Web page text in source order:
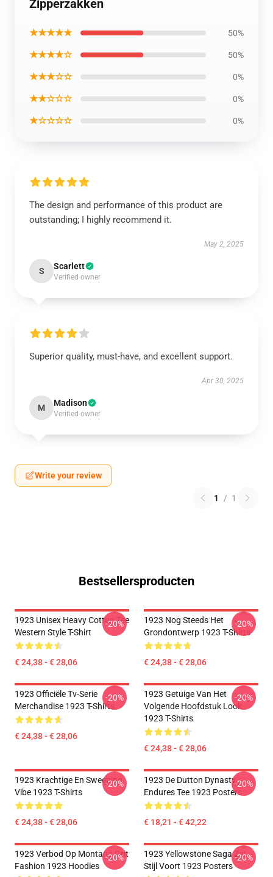
Zipperzakken
★★★★★ 50%
★★★★☆ 50%
★★★☆☆ 0%
★★☆☆☆ 0%
★☆☆☆☆ 0%
The design and performance of this product are
outstanding; I highly recommend it.
May 2, 2025
S Scarlett
Verified owner
Superior quality, must-have, and excellent support.
Apr 30, 2025
M Madison
Verified owner
Write your review
1 / 1
Bestsellersproducten
1923 Unisex Heavy Cotton Tee
Western Style T-Shirt
€ 24,38 - € 28,06
-20%
1923 Nog Steeds Het
Grondontwerp 1923 T-Shirts
€ 24,38 - € 28,06
-20%
1923 Officiële Tv-Serie
Merchandise 1923 T-Shirts
€ 24,38 - € 28,06
-20%
1923 Getuige Van Het
Volgende Hoofdstuk Look
1923 T-Shirts
€ 24,38 - € 28,06
-20%
1923 Krachtige En Sweeping
Vibe 1923 T-Shirts
€ 24,38 - € 28,06
-20%
1923 De Dutton Dynasty
Endures Tee 1923 Posters
€ 18,21 - € 42,22
-20%
1923 Verbod Op Montana Grit
Fashion 1923 Hoodies
-20%
1923 Yellowstone Saga Zet
Stijl Voort 1923 Posters
-20%